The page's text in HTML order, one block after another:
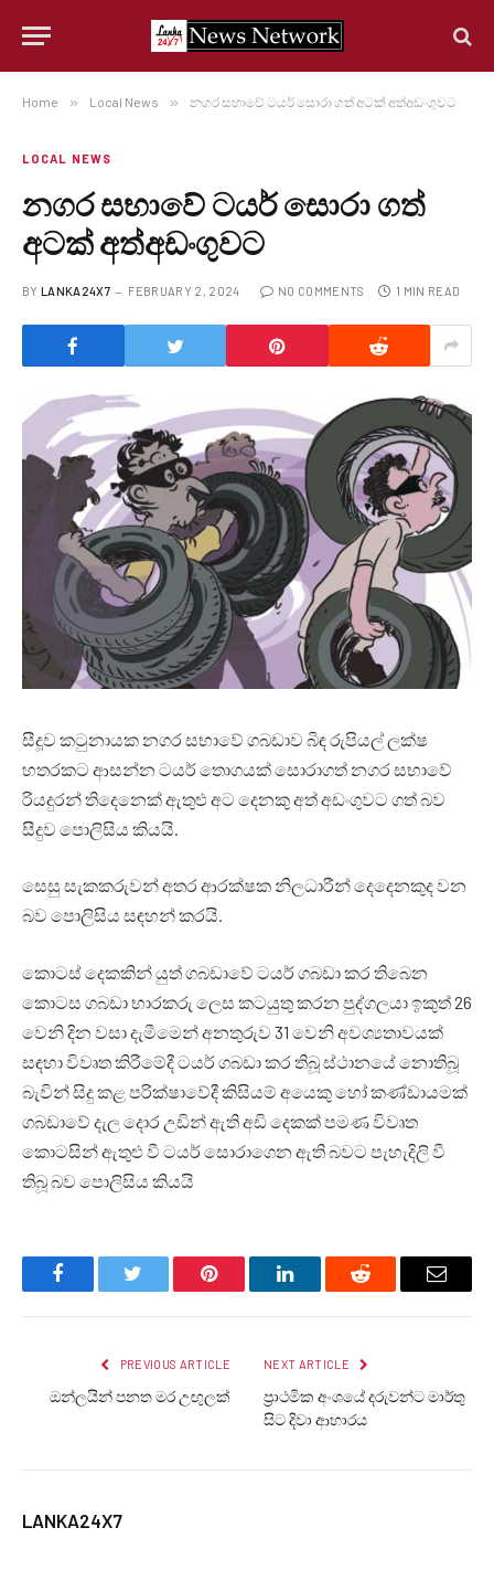
Home » Local News » නගර සභාවේ ටයර් සොරා ගත් අටක් අත්අඩංගුවට
LOCAL NEWS
නගර සභාවේ ටයර් සොරා ගත්
අටක් අත්අඩංගුවට
BY LANKA24X7 FEBRUARY 2, 2024 NO COMMENTS 1 MIN READ
සීදූව කටුනායක නගර සභාවේ ගබඩාව බිඳ රුපියල් ලක්ෂ
හතරකට ආසන්න ටයර් තොගයක් සොරාගත් නගර සභාවේ
රියදුරන් තිදෙනෙක් ඇතුළු අට දෙනකු අත් අඩංගුවට ගත් බව
සීදුව පොලිසිය කියයි.
සෙසු සැකකරුවන් අතර ආරක්ෂක නිලධාරීන් දෙදෙනකුද වන
බව පොලිසිය සඳහන් කරයි.
කොටස් දෙකකින් යුත් ගබඩාවේ ටයර් ගබඩා කර තිබෙන
කොටස ගබඩා භාරකරු ලෙස කටයුතු කරන පුද්ගලයා ඉකුත් 26
වෙනි දින වසා දැමීමෙන් අනතුරුව 31 වෙනි අවශ්‍යතාවයක්
සඳහා විවෘත කිරීමේදී ටයර් ගබඩා කර තිබූ ස්ථානයේ නොතිබූ
බැවින් සිදු කළ පරික්ෂාවේදී කිසියම් අයෙකු හෝ කණ්ඩායමක්
ගබඩාවේ දැල දොර උඩින් ඇති අඩි දෙකක් පමණ විවෘත
කොටසින් ඇතුළු වී ටයර් සොරාගෙන ඇති බවට පැහැදිලි වී
තිබූ බව පොලිසිය කියයි
FacebookTwitter Pinterest LinkedInReddit Email
PREVIOUS ARTICLE
ඔන්ලයින් පනත මර උඟුලක්
NEXT ARTICLE
ප්‍රාථමික අංශයේ දරුවන්ට මාර්තු
සිට දිවා ආහාරය
LANKA24X7